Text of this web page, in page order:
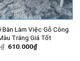
Bàn Làm Việc Gỗ Công
Trắng Giá Tốt
₫ Giá
610.000₫Giá
hiện